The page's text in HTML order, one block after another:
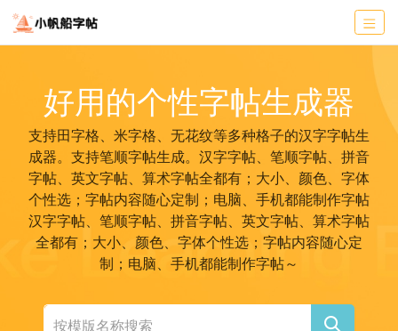
好用的个性字帖生成器
支持田字格、米字格、无花纹等多种格子的汉字字帖生
成器。支持笔顺字帖生成。汉字字帖、笔顺字帖、拼音
字帖、英文字帖、算术字帖全都有；大小、颜色、字体
个性选；字帖内容随心定制；电脑、手机都能制作字帖
汉字字帖、笔顺字帖、拼音字帖、英文字帖、算术字帖
全都有；大小、颜色、字体个性选；字帖内容随心定
制；电脑、手机都能制作字帖～